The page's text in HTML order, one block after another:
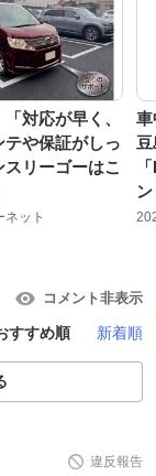
対応が早く、
や保証がしっ
リーゴーはこ
ネット
車
ン
コメント非表示
すすめ順 新着順
違反報告